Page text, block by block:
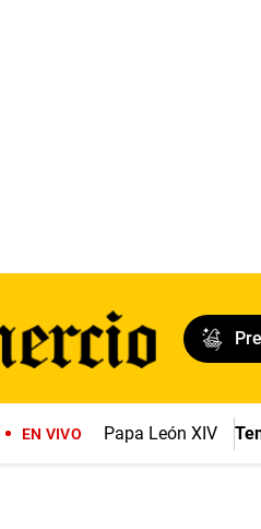
EN VIVO Papa León XIV